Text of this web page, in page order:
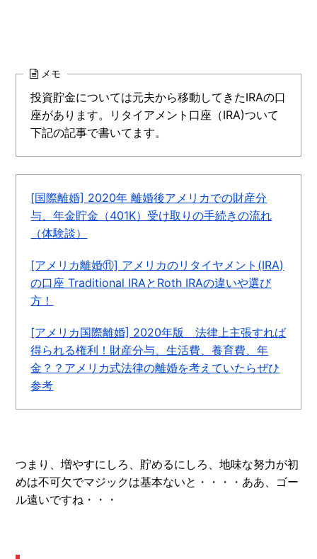
メモ
投資貯金については元夫から移動してきたIRAの口
座があります。リタイアメント口座（IRA)ついて
下記の記事で書いてます。
[国際離婚] 2020年 離婚後アメリカでの財産分
与、年金貯金（401K）受け取りの手続きの流れ
（体験談）
[アメリカ離婚⑪] アメリカのリタイヤメント(IRA)
の口座 Traditional IRAとRoth IRAの違いや選び
方！
[アメリカ国際離婚] 2020年版 法律上主張すれば
得られる権利！財産分与、生活費、養育費、年
金？？アメリカ式法律の離婚を考えていたらぜひ
参考
つまり、増やすにしろ、貯めるにしろ、地味な努力が初
めは不可欠でマジックは基本ないと・・・・ああ、ゴー
ル遠いですね・・・